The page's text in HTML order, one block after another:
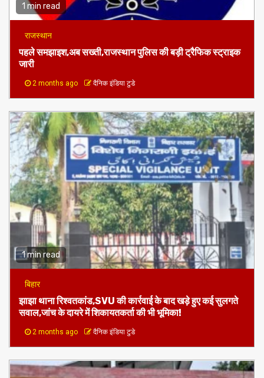
1 min read
राजस्थान
पहले समझाइश,अब सख्ती,राजस्थान पुलिस की बड़ी ट्रैफिक स्ट्राइक
जारी
2 months ago दैनिक इंडिया टुडे
1 min read
बिहार
झाझा थाना रिश्वतकांड,SVU की कार्रवाई के बाद खड़े हुए कई सुलगते
सवाल,जांच के दायरे में शिकायतकर्ता की भी भूमिका!
2 months ago दैनिक इंडिया टुडे